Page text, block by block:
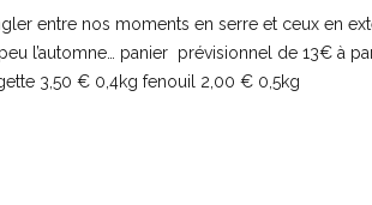
entre nos moments en serre et ceux en
l’automne… panier prévisionnel de 13€ à
3,50 € 0,4kg fenouil 2,00 € 0,5kg